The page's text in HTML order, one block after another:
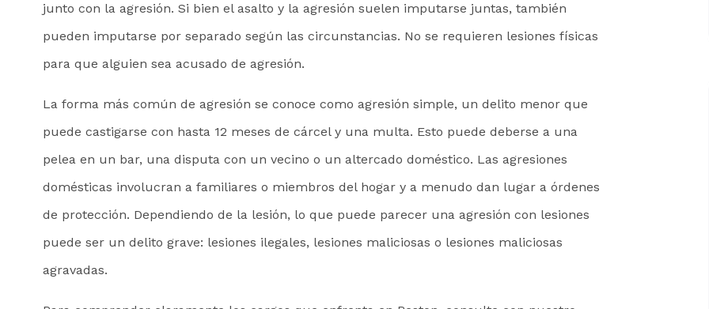
junto con la agresión. Si bien el asalto y la agresión suelen imputarse juntas, también
pueden imputarse por separado según las circunstancias. No se requieren lesiones físicas
para que alguien sea acusado de agresión.
La forma más común de agresión se conoce como agresión simple, un delito menor que
puede castigarse con hasta 12 meses de cárcel y una multa. Esto puede deberse a una
pelea en un bar, una disputa con un vecino o un altercado doméstico. Las agresiones
domésticas involucran a familiares o miembros del hogar y a menudo dan lugar a órdenes
de protección. Dependiendo de la lesión, lo que puede parecer una agresión con lesiones
puede ser un delito grave: lesiones ilegales, lesiones maliciosas o lesiones maliciosas
agravadas.